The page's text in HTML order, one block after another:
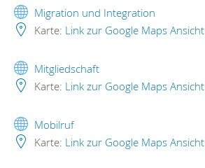
Migration und Integration
Karte: Link zur Google Maps Ansicht
Mitgliedschaft
Karte: Link zur Google Maps Ansicht
Mobilruf
Karte: Link zur Google Maps Ansicht